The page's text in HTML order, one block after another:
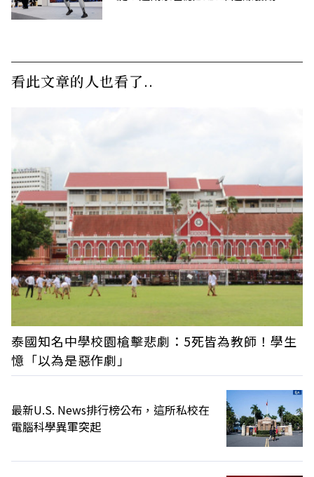
看此文章的人也看了..
泰國知名中學校園槍擊悲劇：5死皆為教師！學生
憶「以為是惡作劇」
最新U.S. News排行榜公布，這所私校在
電腦科學異軍突起